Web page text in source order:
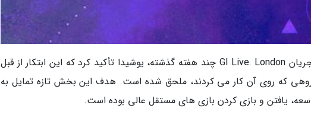
در طی یک گفتگوی با کریستوفر درینگ در جریان GI Live: London چند هفته گذشته، یوشیدا تأکید کرد که این ابتکار از قبل
گروهی که روی آن کار می کردند، ملحق شده است. هدف این بخش تازه تمایل به
یافتن و بازی کردن بازی های مستقل عالی بوده است.